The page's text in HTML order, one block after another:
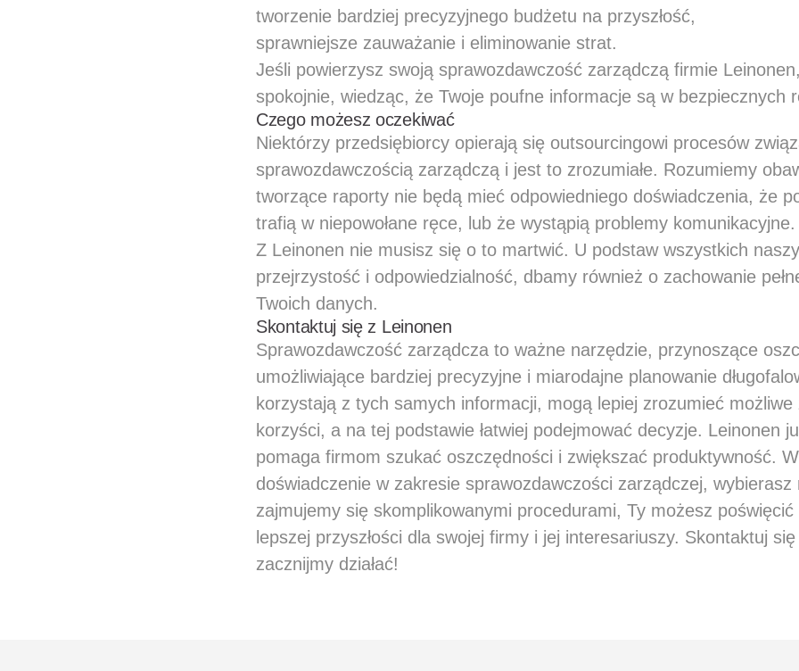
tworzenie bardziej precyzyjnego budżetu na przyszłość,
sprawniejsze zauważanie i eliminowanie strat.
Jeśli powierzysz swoją sprawozdawczość zarządczą firmie
spokojnie, wiedząc, że Twoje poufne informacje są w bezpiecznych
Czego możesz oczekiwać
Niektórzy przedsiębiorcy opierają się outsourcingowi procesów
sprawozdawczością zarządczą i jest to zrozumiałe. Rozumiemy
tworzące raporty nie będą mieć odpowiedniego doświadczenia, że
trafią w niepowołane ręce, lub że wystąpią problemy komunikacyjne.
Z Leinonen nie musisz się o to martwić. U podstaw wszystkich
przejrzystość i odpowiedzialność, dbamy również o zachowanie
Twoich danych.
Skontaktuj się z Leinonen
Sprawozdawczość zarządcza to ważne narzędzie, przynoszące
umożliwiające bardziej precyzyjne i miarodajne planowanie
korzystają z tych samych informacji, mogą lepiej zrozumieć możliwe
korzyści, a na tej podstawie łatwiej podejmować decyzje. Leinonen
pomaga firmom szukać oszczędności i zwiększać produktywność.
doświadczenie w zakresie sprawozdawczości zarządczej,
zajmujemy się skomplikowanymi procedurami, Ty możesz
lepszej przyszłości dla swojej firmy i jej interesariuszy. Skontaktuj
zacznijmy działać!